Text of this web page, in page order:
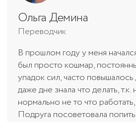
Ольга Демина
Переводчик
В прошлом году у меня
был просто кошмар,
упадок сил, часто
даже дне знала что делать, т.к.
нормально не то что
Подруга посоветовала